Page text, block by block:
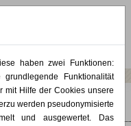
MERKLISTE (0)
haben zwei Funktionen:
Funktionalität
mit Hilfe der Cookies unsere
werden pseudonymisierte
und ausgewertet. Das